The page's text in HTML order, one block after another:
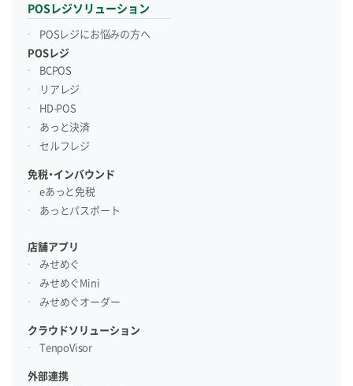
POSレジソリューション
POSレジにお悩みの方へ
POSレジ
BCPOS
リアレジ
HD-POS
あっと決済
セルフレジ
免税・インバウンド
eあっと免税
あっとパスポート
店舗アプリ
みせめぐ
みせめぐMini
みせめぐオーダー
クラウドソリューション
TenpoVisor
外部連携